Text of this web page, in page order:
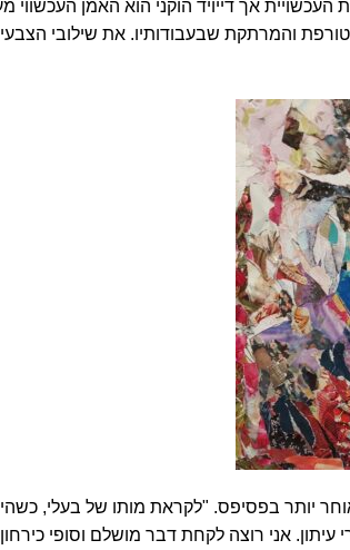
העכשויית אך דייויד הוקני הוא האמן העכשווי
והמרתקת שבעבודותיו. את שילובי
יותר בפסיפס. "לקראת מותו של בעלי,
אני רוצה לקחת דבר מושלם וסופי כירחון